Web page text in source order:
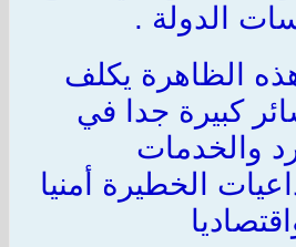
الدولة .
الظاهرة يكلف
كبيرة جدا في
والخدمات
الخطيرة أمنيا